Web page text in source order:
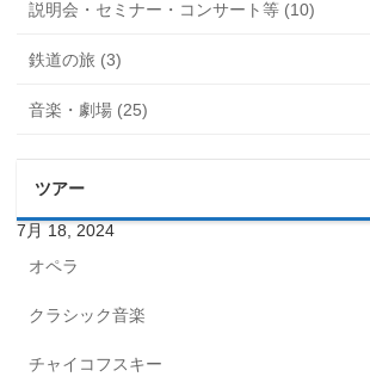
説明会・セミナー・コンサート等 (10)
鉄道の旅 (3)
音楽・劇場 (25)
ツアー
7月 18, 2024
オペラ
クラシック音楽
チャイコフスキー